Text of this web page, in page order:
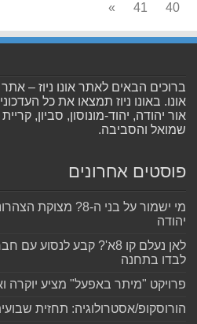
40
41
»
ברוכים הבאים לאתר אונו ניוז –
אונו. באונו ניוז תמצאו את כל
אור יהודה, יהוד-מונוסון, סביון,
שמואל והסביבה.
פוסטים אחרונים
מי ישמור על בני ה-8?
יהודה
לאן נעלם קו 8א'? קבע
לבדו בתחנה
פרויקט "מיתר באפעל" מציע יוקרה
הורוסקופ/אסטרולוגיה: תחזית שבועית 9.8-